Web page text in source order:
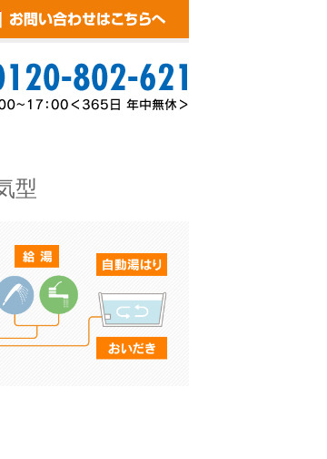
型